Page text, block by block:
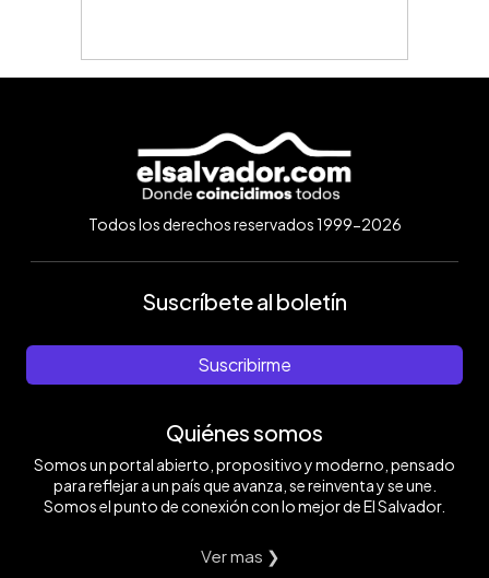
Todos los derechos reservados 1999-2026
Suscríbete al boletín
Suscribirme
Quiénes somos
Somos un portal abierto, propositivo y moderno, pensado
para reflejar a un país que avanza, se reinventa y se une.
Somos el punto de conexión con lo mejor de El Salvador.
Ver mas ❯